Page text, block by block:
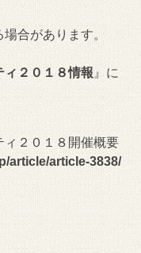
合があります。
ィ２０１８情報 』に
２０１８開催概要
article/article-3838/